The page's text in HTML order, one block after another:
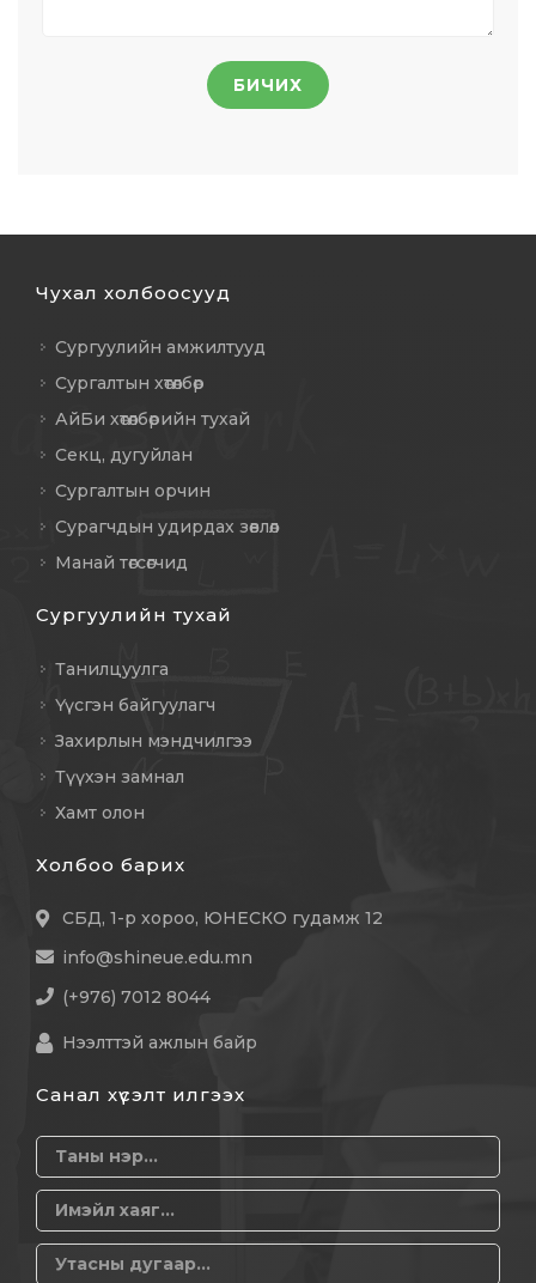
БИЧИХ
Чухал холбоосууд
Сургуулийн амжилтууд
Сургалтын хөтөлбөр
АйБи хөтөлбөрийн тухай
Секц, дугуйлан
Сургалтын орчин
Сурагчдын удирдах зөвлөл
Манай төгсөгчид
Сургуулийн тухай
Танилцуулга
Үүсгэн байгуулагч
Захирлын мэндчилгээ
Түүхэн замнал
Хамт олон
Холбоо барих
СБД, 1-р хороо, ЮНЕСКО гудамж 12
info@shineue.edu.mn
(+976) 7012 8044
Нээлттэй ажлын байр
Санал хүсэлт илгээх